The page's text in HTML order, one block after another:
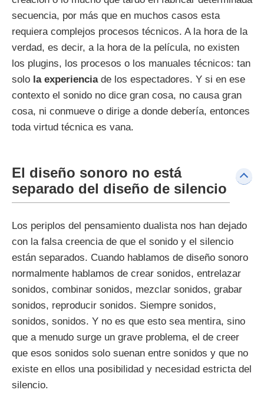
secuencia, por más que en muchos casos esta
requiera complejos procesos técnicos. A la hora de la
verdad, es decir, a la hora de la película, no existen
los plugins, los procesos o los manuales técnicos: tan
solo la experienciade los espectadores. Y si en ese
contexto el sonido no dice gran cosa, no causa gran
cosa, ni conmueve o dirige a donde debería, entonces
toda virtud técnica es vana.
El diseño sonoro no está
separado del diseño de silencio
Los periplos del pensamiento dualista nos han dejado
con la falsa creencia de que el sonido y el silencio
están separados. Cuando hablamos de diseño sonoro
normalmente hablamos de crear sonidos, entrelazar
sonidos, combinar sonidos, mezclar sonidos, grabar
sonidos, reproducir sonidos. Siempre sonidos,
sonidos, sonidos. Y no es que esto sea mentira, sino
que a menudo surge un grave problema, el de creer
que esos sonidos solo suenan entre sonidos y que no
existe en ellos una posibilidad y necesidad estricta del
silencio.